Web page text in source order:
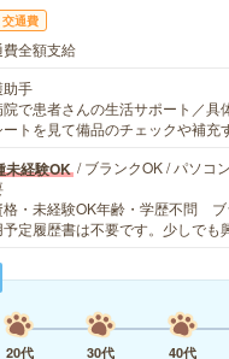
交通費
費全額支給
助手
院で患者さんの生活サポート／具
ートを見て備品のチェックや補
未経験OK / ブランクOK / パソコ
格・未経験OK年齢・学歴不問
予定履歴書は不要です。少しで
20代
30代 40代